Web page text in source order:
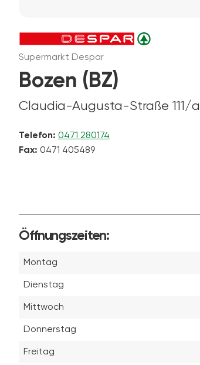
Supermarkt Despar
Bozen (BZ)
Claudia-Augusta-Straße 111/a
Telefon: 0471 280174
Fax: 0471 405489
Öffnungszeiten:
Montag
Dienstag
Mittwoch
Donnerstag
Freitag